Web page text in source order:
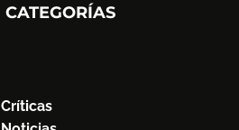
CATEGORÍAS
Críticas